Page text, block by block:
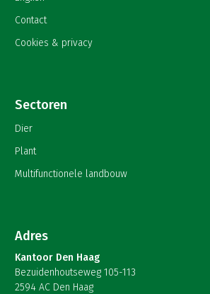
Contact
Cookies & privacy
Sectoren
Dier
Plant
Multifunctionele landbouw
Adres
Kantoor Den Haag
Bezuidenhoutseweg 105-113
2594 AC Den Haag